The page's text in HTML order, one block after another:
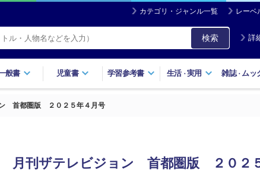
カテゴリ・ジャンル一覧 レーベ
検索 詳
般書 児童書 学習参考書 生活・実用 雑誌・ ムッ
ン 首都圏版 ２０２５年４月号
月刊ザテレビジョン 首都圏版 ２０２